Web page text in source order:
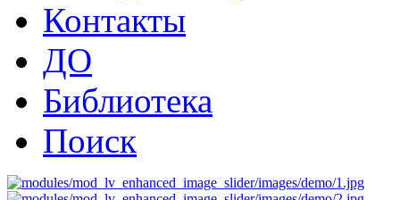
Контакты
ДО
Библиотека
Поиск